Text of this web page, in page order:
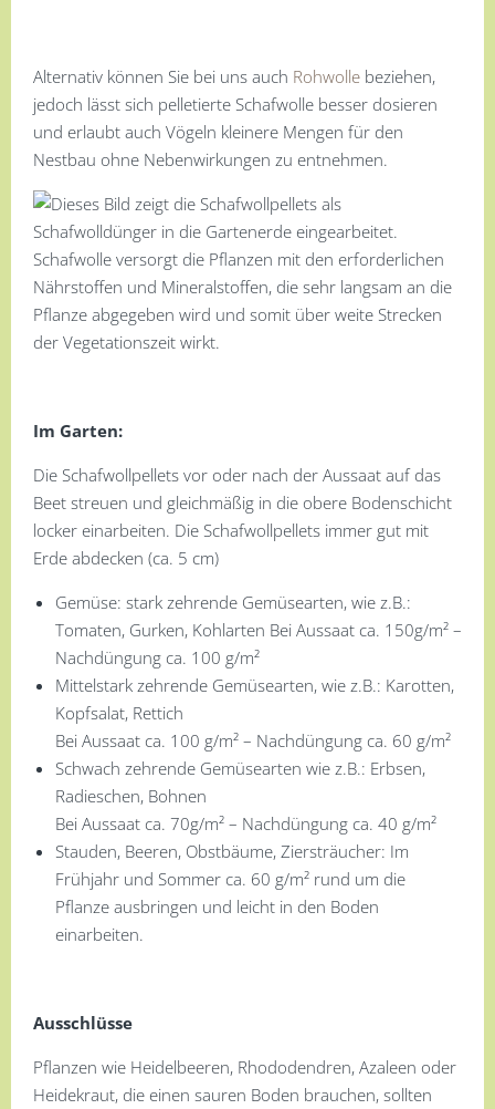
Alternativ können Sie bei uns auch Rohwolle beziehen,
jedoch lässt sich pelletierte Schafwolle besser dosieren
und erlaubt auch Vögeln kleinere Mengen für den
Nestbau ohne Nebenwirkungen zu entnehmen.
Im Garten:
Die Schafwollpellets vor oder nach der Aussaat auf das
Beet streuen und gleichmäßig in die obere Bodenschicht
locker einarbeiten. Die Schafwollpellets immer gut mit
Erde abdecken (ca. 5 cm)
Gemüse: stark zehrende Gemüsearten, wie z.B.:
Tomaten, Gurken, Kohlarten Bei Aussaat ca. 150g/m² –
Nachdüngung ca. 100 g/m²
Mittelstark zehrende Gemüsearten, wie z.B.: Karotten,
Kopfsalat, Rettich
Bei Aussaat ca. 100 g/m² – Nachdüngung ca. 60 g/m²
Schwach zehrende Gemüsearten wie z.B.: Erbsen,
Radieschen, Bohnen
Bei Aussaat ca. 70g/m² – Nachdüngung ca. 40 g/m²
Stauden, Beeren, Obstbäume, Ziersträucher: Im
Frühjahr und Sommer ca. 60 g/m² rund um die
Pflanze ausbringen und leicht in den Boden
einarbeiten.
Ausschlüsse
Pflanzen wie Heidelbeeren, Rhododendren, Azaleen oder
Heidekraut, die einen sauren Boden brauchen, sollten